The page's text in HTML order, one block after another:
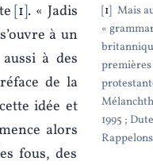
1 . « Jadis
à un
à des
de la
idée et
alors
fous, des
1
Mais
«
premières
1995 ;
Rappelons